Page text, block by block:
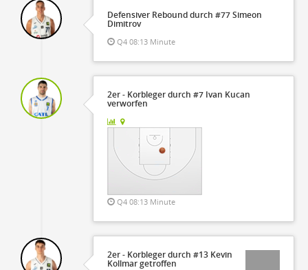
Defensiver Rebound durch #77 Simeon
Dimitrov
Q4 08:13 Minute
2er - Korbleger durch #7 Ivan Kucan
verworfen
Q4 08:13 Minute
2er - Korbleger durch #13 Kevin
Kollmar getroffen